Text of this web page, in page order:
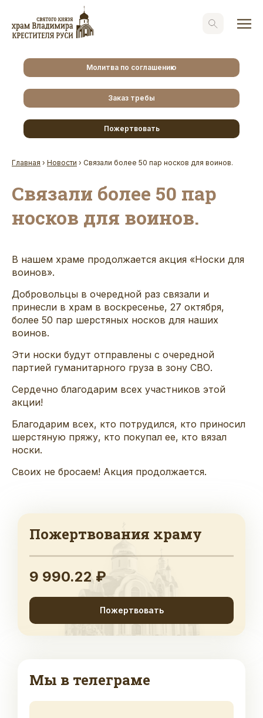
Молитва по соглашению
Заказ требы
Пожертвовать
Главная › Новости › Связали более 50 пар носков для воинов.
Связали более 50 пар
носков для воинов.
В нашем храме продолжается акция «Носки для
воинов».
Добровольцы в очередной раз связали и
принесли в храм в воскресенье, 27 октября,
более 50 пар шерстяных носков для наших
воинов.
Эти носки будут отправлены с очередной
партией гуманитарного груза в зону СВО.
Сердечно благодарим всех участников этой
акции!
Благодарим всех, кто потрудился, кто приносил
шерстяную пряжу, кто покупал ее, кто вязал
носки.
Своих не бросаем! Акция продолжается.
Пожертвования храму
9 990.22 ₽
Пожертвовать
Мы в телеграме